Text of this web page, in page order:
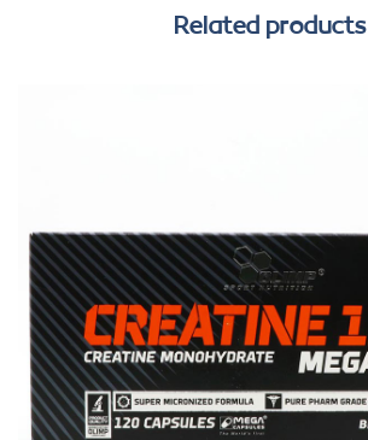
Related products